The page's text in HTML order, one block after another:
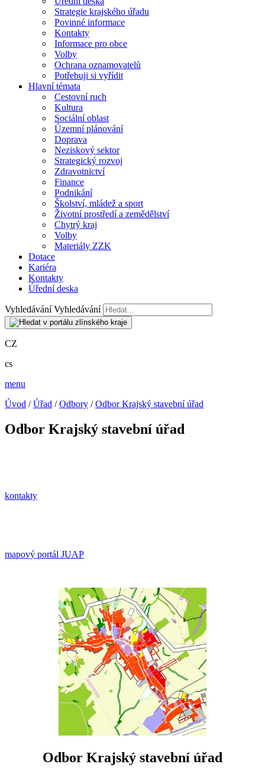
Strategie krajského úřadu
Povinné informace
Kontakty
Informace pro obce
Volby
Ochrana oznamovatelů
Potřebuji si vyřídit
Hlavní témata
Cestovní ruch
Kultura
Sociální oblast
Územní plánování
Doprava
Neziskový sektor
Strategický rozvoj
Zdravotnictví
Finance
Podnikání
Školství, mládež a sport
Životní prostředí a zemědělství
Chytrý kraj
Volby
Materiály ZZK
Dotace
Kariéra
Kontakty
Úřední deska
Vyhledávání Vyhledávání
CZ
cs
menu
Úvod /Úřad /Odbory /Odbor Krajský stavební úřad
Odbor Krajský stavební úřad
kontakty
mapový portál JUAP
Odbor Krajský stavební úřad